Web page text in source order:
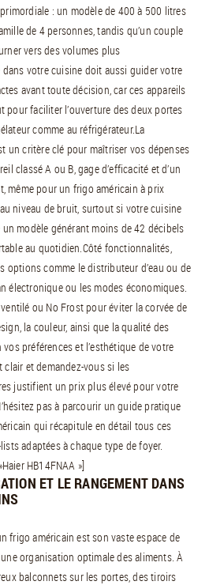
: un modèle de 400 à 500 litres
de 4 personnes, tandis qu’un couple
vers des volumes plus
dans votre cuisine doit aussi guider votre
avant toute décision, car ces appareils
pour faciliter l’ouverture des deux portes
comme au réfrigérateur.La
un critère clé pour maîtriser vos dépenses
classé A ou B, gage d’efficacité et d’un
même pour un frigo américain à prix
niveau de bruit, surtout si votre cuisine
modèle générant moins de 42 décibels
au quotidien.Côté fonctionnalités,
options comme le distributeur d’eau ou de
électronique ou les modes économiques.
ou No Frost pour éviter la corvée de
la couleur, ainsi que la qualité des
préférences et l’esthétique de votre
et demandez-vous si les
justifient un prix plus élevé pour votre
pas à parcourir un guide pratique
qui récapitule en détail tous ces
adaptées à chaque type de foyer.
HB14FNAA »]
ET LE RANGEMENT DANS
frigo américain est son vaste espace de
organisation optimale des aliments. À
balconnets sur les portes, des tiroirs